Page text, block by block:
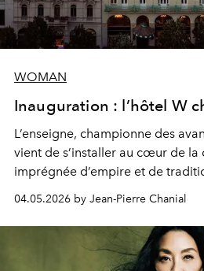
WOMAN
Inauguration : l’hôtel W
L’enseigne, championne des
vient de s’installer au cœur de
imprégnée d’empire et de
04.05.2026 by Jean-Pierre Chanial